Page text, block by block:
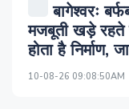
बागेश्वरः
मजबूती खड़े रहते
होता है निर्माण,
10-08-26 09:08:50AM